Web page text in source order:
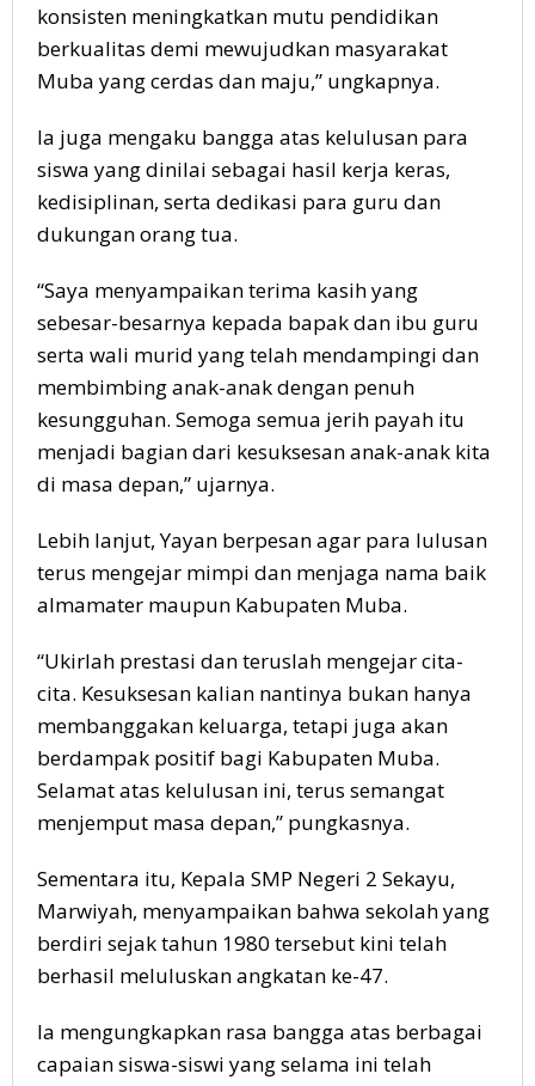
konsisten meningkatkan mutu pendidikan
berkualitas demi mewujudkan masyarakat
Muba yang cerdas dan maju,” ungkapnya.
Ia juga mengaku bangga atas kelulusan para
siswa yang dinilai sebagai hasil kerja keras,
kedisiplinan, serta dedikasi para guru dan
dukungan orang tua.
“Saya menyampaikan terima kasih yang
sebesar-besarnya kepada bapak dan ibu guru
serta wali murid yang telah mendampingi dan
membimbing anak-anak dengan penuh
kesungguhan. Semoga semua jerih payah itu
menjadi bagian dari kesuksesan anak-anak kita
di masa depan,” ujarnya.
Lebih lanjut, Yayan berpesan agar para lulusan
terus mengejar mimpi dan menjaga nama baik
almamater maupun Kabupaten Muba.
“Ukirlah prestasi dan teruslah mengejar cita-
cita. Kesuksesan kalian nantinya bukan hanya
membanggakan keluarga, tetapi juga akan
berdampak positif bagi Kabupaten Muba.
Selamat atas kelulusan ini, terus semangat
menjemput masa depan,” pungkasnya.
Sementara itu, Kepala SMP Negeri 2 Sekayu,
Marwiyah, menyampaikan bahwa sekolah yang
berdiri sejak tahun 1980 tersebut kini telah
berhasil meluluskan angkatan ke-47.
Ia mengungkapkan rasa bangga atas berbagai
capaian siswa-siswi yang selama ini telah